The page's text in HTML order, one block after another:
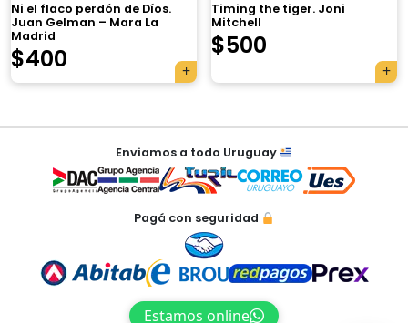
Ni el flaco perdón de Díos.
Juan Gelman – Mara La
Madrid
$400
Timing the tiger. Joni
Mitchell
$500
Navegación
entradas
Enviamos a todo Uruguay
Pagá con seguridad
Estamos online
Tu carrito está vacío.
automáticamente.